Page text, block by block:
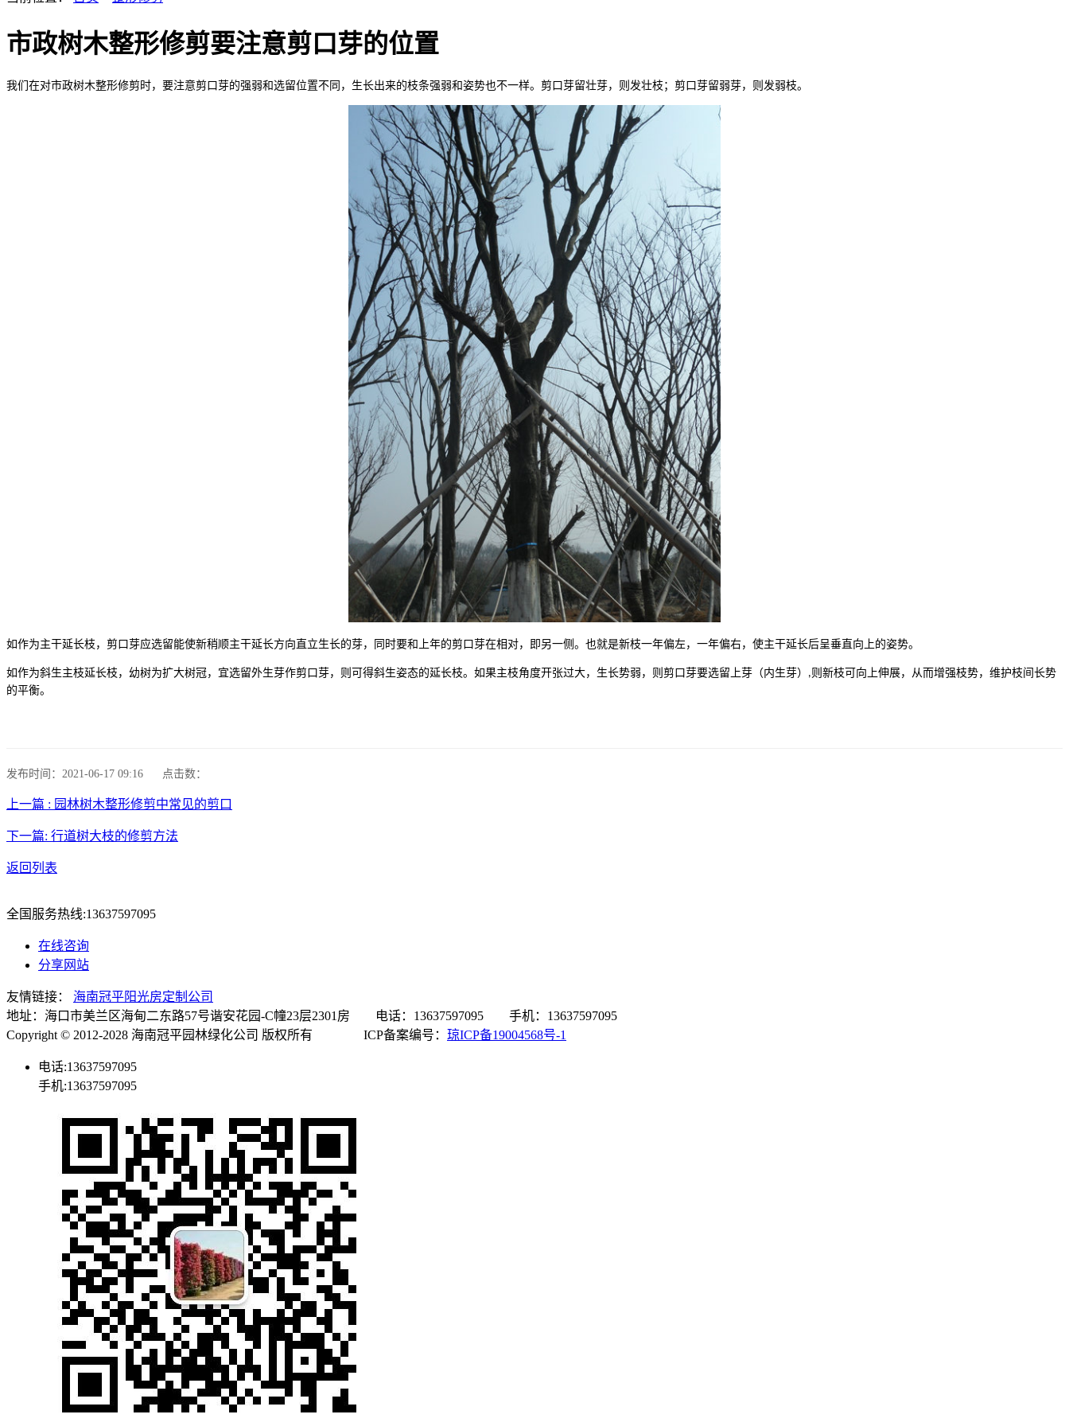
市政树木整形修剪要注意剪口芽的位置
我们在对市政树木整形修剪时，要注意剪口芽的强弱和选留位置不同，生长出来的枝条强弱和姿势也不一样。剪口芽留壮芽，则发壮枝；剪口芽留弱芽，则发弱枝。
如作为主干延长枝，剪口芽应选留能使新稍顺主干延长方向直立生长的芽，同时要和上年的剪口芽在相对，即另一侧。也就是新枝一年偏左，一年偏右，使主干延长后呈垂直向上的姿势。
如作为斜生主枝延长枝，幼树为扩大树冠，宜选留外生芽作剪口芽，则可得斜生姿态的延长枝。如果主枝角度开张过大，生长势弱，则剪口芽要选留上芽（内生芽） ,则新枝可向上伸展，从而增强枝势，维护枝间长势
的平衡。
发布时间：2021-06-17 09:16 点击数：
上一篇 : 园林树木整形修剪中常见的剪口
下一篇: 行道树大枝的修剪方法
返回列表
全国服务热线:13637597095
在线咨询
分享网站
友情链接：
海南冠平阳光房定制公司
地址：海口市美兰区海甸二东路57号谐安花园-C幢23层2301房 电话：13637597095 手机：13637597095
Copyright © 2012-2028 海南冠平园林绿化公司 版权所有 ICP备案编号： 琼ICP备19004568号-1
电话:13637597095
手机:13637597095